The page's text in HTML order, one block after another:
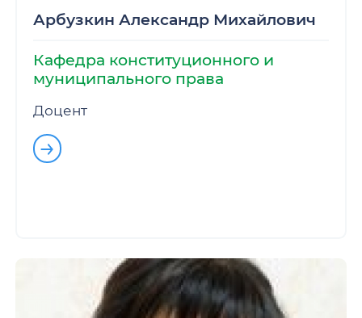
Арбузкин Александр Михайлович
Кафедра конституционного и
муниципального права
Доцент